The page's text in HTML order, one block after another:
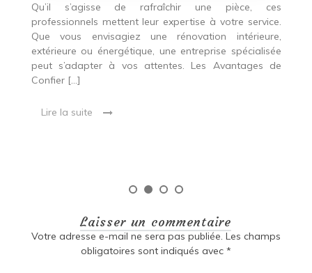
Qu’il s’agisse de rafraîchir une pièce, ces
professionnels mettent leur expertise à votre service.
Que vous envisagiez une rénovation intérieure,
extérieure ou énergétique, une entreprise spécialisée
peut s’adapter à vos attentes. Les Avantages de
Confier […]
Lire la suite
Laisser un commentaire
Votre adresse e-mail ne sera pas publiée. Les champs
obligatoires sont indiqués avec *